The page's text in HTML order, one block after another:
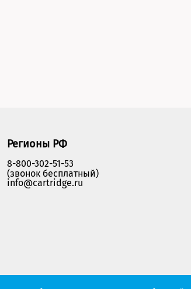
Регионы РФ
8-800-302-51-53
(звонок бесплатный)
info@cartridge.ru